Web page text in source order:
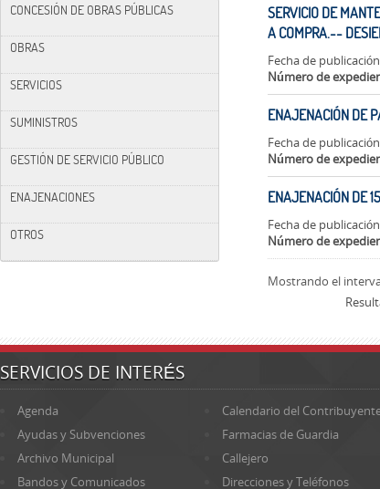
CONCESIÓN DE OBRAS PÚBLICAS
OBRAS
SERVICIOS
SUMINISTROS
GESTIÓN DE SERVICIO PÚBLICO
ENAJENACIONES
OTROS
SERVICIO DE
A COMPRA.--
Fecha de
Número de
ENAJENACIÓN DE
Fecha de
Número de
ENAJENACIÓN DE
Fecha de
Número de
Mostrando el
SERVICIOS DE INTERÉS
Agenda
Calendario del
Ayudas y Subvenciones
Farmacias de Guardia
Archivo Municipal
Callejero
Bandos y Comunicados
Direcciones y Teléfonos